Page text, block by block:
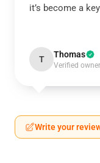
it’s become a
T Thomas
Verified owner
Write your